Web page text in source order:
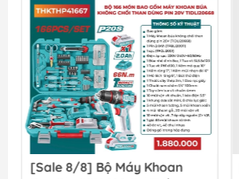
[Sale 8/8] Bộ Máy Khoan